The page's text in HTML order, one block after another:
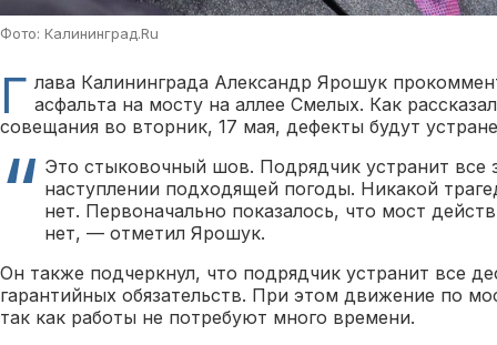
Фото: Калининград.Ru
Г лава Калининграда Александр Ярошук
асфальта на мосту на аллее Смелых. Как
совещания во вторник, 17 мая, дефекты будут
Это стыковочный шов. Подрядчик устранит все
наступлении подходящей погоды. Никакой
нет. Первоначально показалось, что мост
нет, — отметил Ярошук.
Он также подчеркнул, что подрядчик устранит все
гарантийных обязательств. При этом движение по
так как работы не потребуют много времени.